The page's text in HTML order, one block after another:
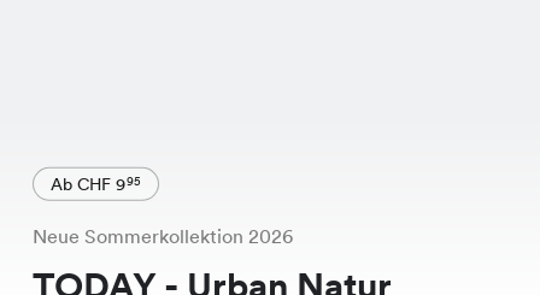
Ab CHF 995
Neue Sommerkollektion 2026
TODAY - Urban Natur